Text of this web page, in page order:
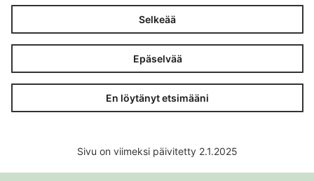
Selkeää
Epäselvää
En löytänyt etsimääni
Sivu on viimeksi päivitetty 2.1.2025